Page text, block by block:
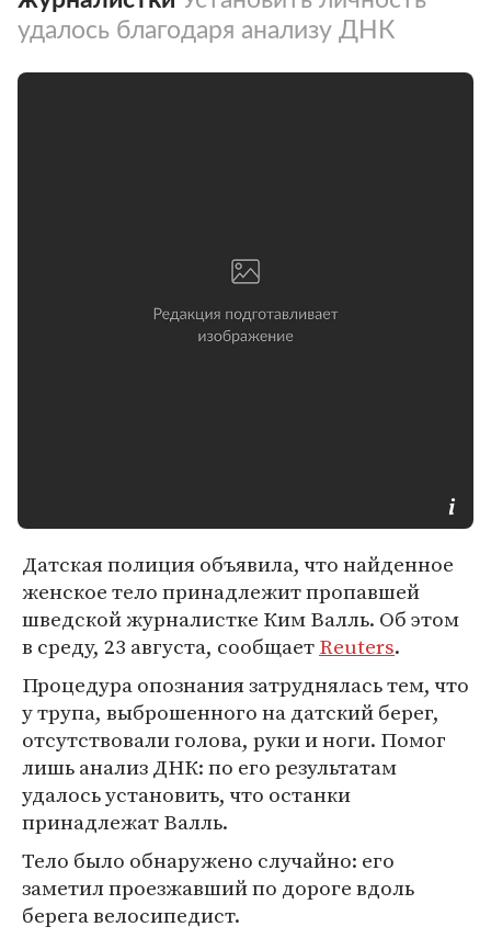
удалось благодаря анализу ДНК
Датская полиция объявила, что найденное
женское тело принадлежит пропавшей
шведской журналистке Ким Валль. Об этом
в среду, 23 августа, сообщаетReuters.
Процедура опознания затруднялась тем, что
у трупа, выброшенного на датский берег,
отсутствовали голова, руки и ноги. Помог
лишь анализ ДНК: по его результатам
удалось установить, что останки
принадлежат Валль.
Тело было обнаружено случайно: его
заметил проезжавший по дороге вдоль
берега велосипедист.